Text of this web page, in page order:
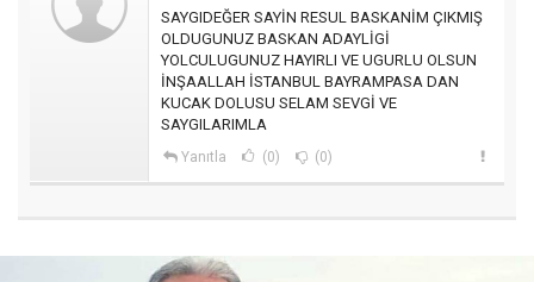
SAYGIDEĞER SAYİN RESUL BASKANİM ÇIKMIŞ
OLDUGUNUZ BASKAN ADAYLİGİ
YOLCULUGUNUZ HAYIRLI VE UGURLU OLSUN
İNŞAALLAH İSTANBUL BAYRAMPASA DAN
KUCAK DOLUSU SELAM SEVGİ VE
SAYGILARIMLA
Yanıtla (0) (0)